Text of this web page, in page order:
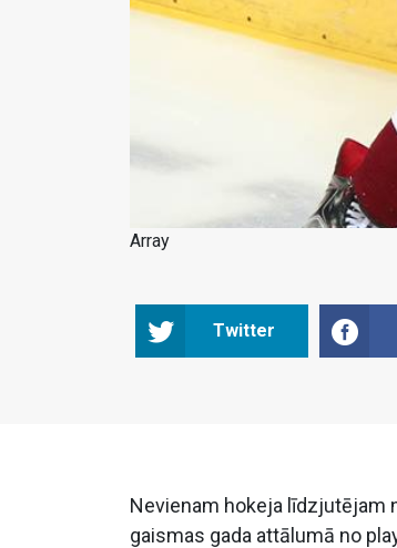
Array
Twitter
Nevienam hokeja līdzjutējam
gaismas gada attālumā no